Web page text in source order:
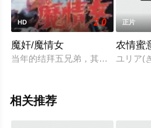
HD 2.0
魔奸/魔情女
当年的结拜五兄弟，其中一人被出
正片
农情蜜
ユリア(
相关推荐